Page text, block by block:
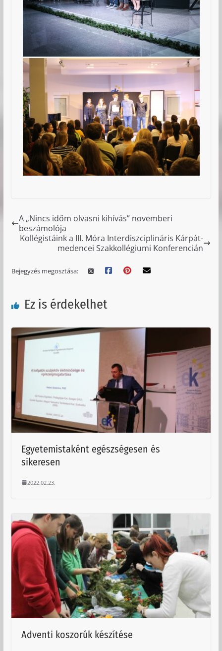
A „Nincs időm olvasni kihívás” novemberi
beszámolója
Kollégistáink a III. Móra Interdiszciplináris Kárpát-
medencei Szakkollégiumi Konferencián
Bejegyzés megosztása:
Ez is érdekelhet
Egyetemistaként egészségesen és
sikeresen
2022.02.23.
Adventi koszorúk készítése